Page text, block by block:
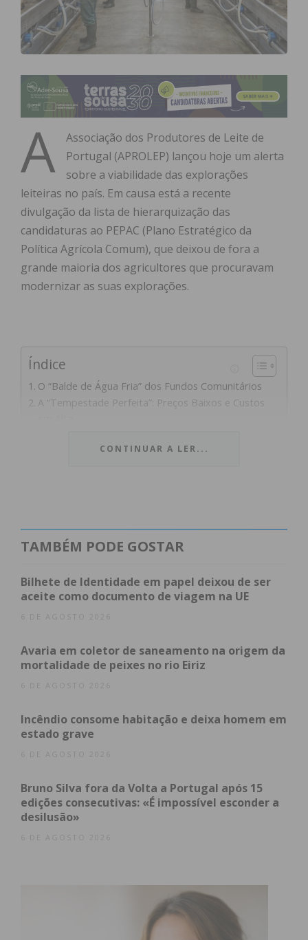
A
Associação dos Produtores de Leite de
Portugal (APROLEP) lançou hoje um alerta
sobre a viabilidade das explorações
leiteiras no país. Em causa está a recente
divulgação da lista de hierarquização das
candidaturas ao PEPAC (Plano Estratégico da
Política Agrícola Comum), que deixou de fora a
grande maioria dos agricultores que procuravam
modernizar as suas explorações.
Índice
O “Balde de Água Fria” dos Fundos Comunitários
A “Tempestade Perfeita”: Preços Baixos e Custos
Subscreva a newsletter do Imediato
candidaturasapresentadas na medida
“Investimento produtivo agrícola – Modernização”,
cerca de
71% (1.814 projetos) foram recusados
candidaturas seguirão para análise.
A frustração é agravada pelo facto de o prazo de
janeiro de 2026 para atrair mais interessados,
criando uma expectativa que agora sai frustrada.
“Os produtores investiram
tempo e recursos
serviços técnicos, confiando
em apoios que se revelam
CONTINUAR A LER...
TAMBÉM PODE GOSTAR
Bilhete de Identidade em papel deixou de ser
aceite como documento de viagem na UE
6 DE AGOSTO 2026
Avaria em coletor de saneamento na origem da
mortalidade de peixes no rio Eiriz
6 DE AGOSTO 2026
Incêndio consome habitação e deixa homem em
estado grave
6 DE AGOSTO 2026
Bruno Silva fora da Volta a Portugal após 15
edições consecutivas: «É impossível esconder a
desilusão»
6 DE AGOSTO 2026